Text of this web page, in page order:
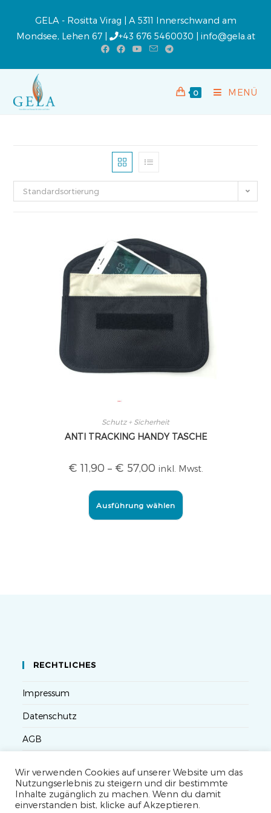
GELA - Rositta Virag | A 5311 Innerschwand am
Mondsee, Lehen 67 |
+43 676 5460030 | info@gela.at
0 MENÜ
Standardsortierung
Schutz + Sicherheit
ANTI TRACKING HANDY TASCHE
€ 11,90 – € 57,00 inkl. Mwst.
Ausführung wählen
RECHTLICHES
Impressum
Datenschutz
AGB
Widerruf
Seminarteilnahme- und Storno-Bedingungen
Wir verwenden Cookies auf unserer Website um das
Nutzungserlebnis zu steigern und dir bestimmte
Inhalte zugänglich zu machen. Wenn du damit
einverstanden bist, klicke auf Akzeptieren.